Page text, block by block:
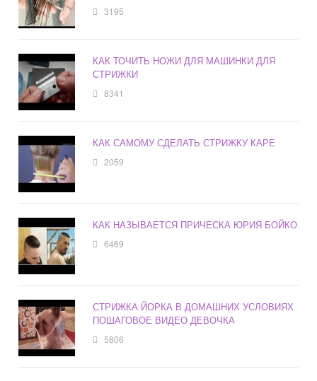
3195
КАК ТОЧИТЬ НОЖИ ДЛЯ МАШИНКИ ДЛЯ
СТРИЖКИ
8341
КАК САМОМУ СДЕЛАТЬ СТРИЖКУ КАРЕ
2059
КАК НАЗЫВАЕТСЯ ПРИЧЕСКА ЮРИЯ БОЙКО
6469
СТРИЖКА ЙОРКА В ДОМАШНИХ УСЛОВИЯХ
ПОШАГОВОЕ ВИДЕО ДЕВОЧКА
5806